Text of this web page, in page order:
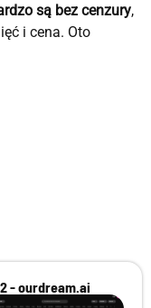
są bez cenzury,
i cena. Oto
2 - ourdream.ai